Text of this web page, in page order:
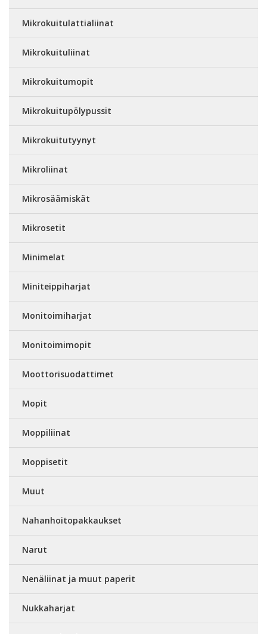
Mikrokuitulattialiinat
Mikrokuituliinat
Mikrokuitumopit
Mikrokuitupölypussit
Mikrokuitutyynyt
Mikroliinat
Mikrosäämiskät
Mikrosetit
Minimelat
Miniteippiharjat
Monitoimiharjat
Monitoimimopit
Moottorisuodattimet
Mopit
Moppiliinat
Moppisetit
Muut
Nahanhoitopakkaukset
Narut
Nenäliinat ja muut paperit
Nukkaharjat